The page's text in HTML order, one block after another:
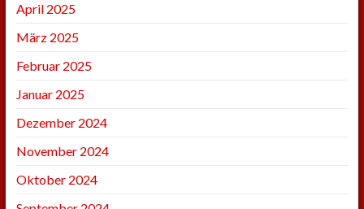
April 2025
März 2025
Februar 2025
Januar 2025
Dezember 2024
November 2024
Oktober 2024